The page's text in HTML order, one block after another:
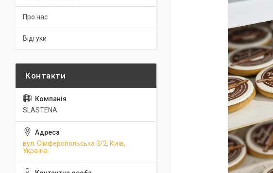
Про нас
Відгуки
SLASTENA
вул. Сімферопольська 3/2, Київ,
Україна